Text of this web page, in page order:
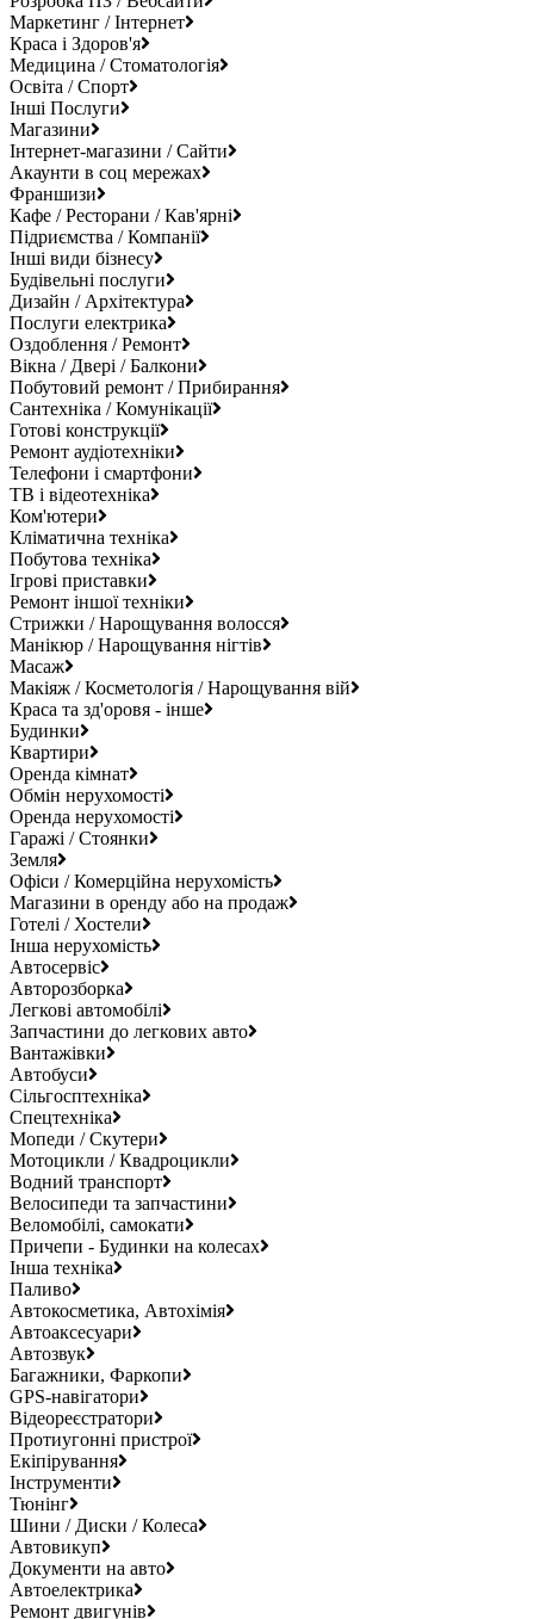
Маркетинг / Інтернет
Краса і Здоров'я
Медицина / Стоматологія
Освіта / Спорт
Інші Послуги
Магазини
Інтернет-магазини / Сайти
Акаунти в соц мережах
Франшизи
Кафе / Ресторани / Кав'ярні
Підриємства / Компанії
Інші види бізнесу
Будівельні послуги
Дизайн / Архітектура
Послуги електрика
Оздоблення / Ремонт
Вікна / Двері / Балкони
Побутовий ремонт / Прибирання
Сантехніка / Комунікації
Готові конструкції
Ремонт аудіотехніки
Телефони і смартфони
ТВ і відеотехніка
Ком'ютери
Кліматична техніка
Побутова техніка
Ігрові приставки
Ремонт іншої техніки
Стрижки / Нарощування волосся
Манікюр / Нарощування нігтів
Масаж
Макіяж / Косметологія / Нарощування вій
Краса та зд'оровя - інше
Будинки
Квартири
Оренда кімнат
Обмін нерухомості
Оренда нерухомості
Гаражі / Стоянки
Земля
Офіси / Комерційна нерухомість
Магазини в оренду або на продаж
Готелі / Хостели
Інша нерухомість
Автосервіс
Авторозборка
Легкові автомобілі
Запчастини до легкових авто
Вантажівки
Автобуси
Сільгосптехніка
Спецтехніка
Мопеди / Скутери
Мотоцикли / Квадроцикли
Водний транспорт
Велосипеди та запчастини
Веломобілі, самокати
Причепи - Будинки на колесах
Інша техніка
Паливо
Автокосметика, Автохімія
Автоаксесуари
Автозвук
Багажники, Фаркопи
GPS-навігатори
Відеореєстратори
Протиугонні пристрої
Екіпірування
Інструменти
Тюнінг
Шини / Диски / Колеса
Автовикуп
Документи на авто
Автоелектрика
Ремонт двигунів